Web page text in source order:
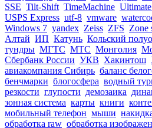
SSE Tilt-Shift TimeMachine
USPS Express utf-8 vmware
Windows 7 yandex Zeiss ZFS Zone
Алтай ИП Катунь Кольский
тундры МГТС МТС Монголия
Сбербанк России УКВ Хакинтош
авиакомпания Сибирь баланс
бенчмарки блогосфера водный
резкости глупости демозаика
зонная система карты книги
мобильный телефон мыши
обработка raw обработка